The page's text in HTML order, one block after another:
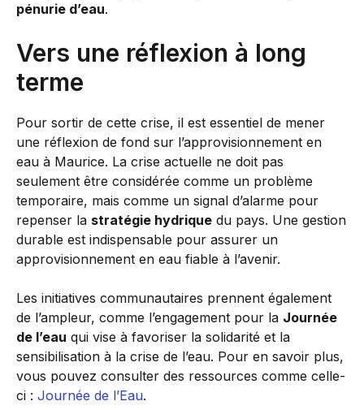
pénurie d’eau.
Vers une réflexion à long
terme
Pour sortir de cette crise, il est essentiel de mener
une réflexion de fond sur l’approvisionnement en
eau à Maurice. La crise actuelle ne doit pas
seulement être considérée comme un problème
temporaire, mais comme un signal d’alarme pour
repenser la stratégie hydrique du pays. Une gestion
durable est indispensable pour assurer un
approvisionnement en eau fiable à l’avenir.
Les initiatives communautaires prennent également
de l’ampleur, comme l’engagement pour la Journée
de l’eau qui vise à favoriser la solidarité et la
sensibilisation à la crise de l’eau. Pour en savoir plus,
vous pouvez consulter des ressources comme celle-
ci : Journée de l’Eau.